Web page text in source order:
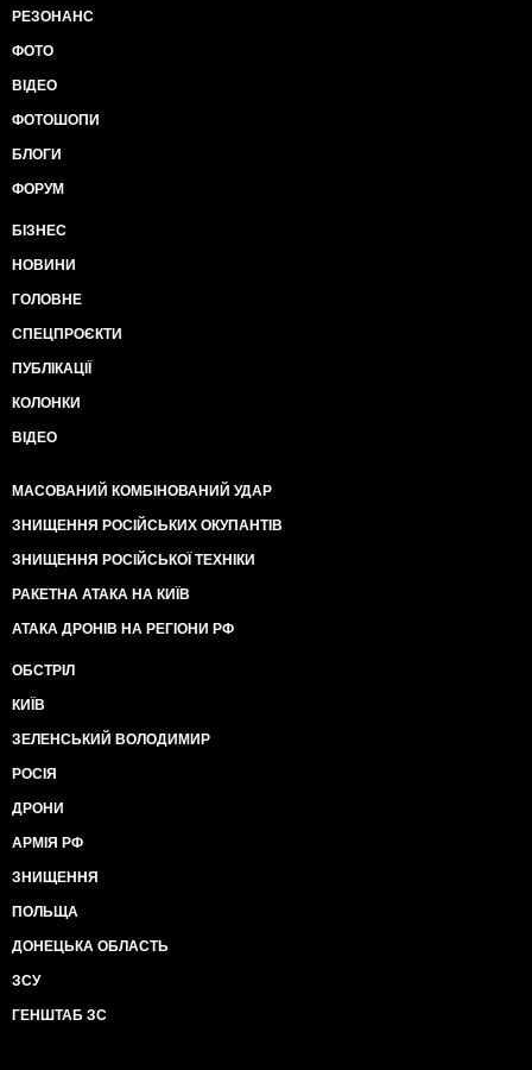
РЕЗОНАНС
ФОТО
ВІДЕО
ФОТОШОПИ
БЛОГИ
ФОРУМ
БІЗНЕС
НОВИНИ
ГОЛОВНЕ
СПЕЦПРОЄКТИ
ПУБЛІКАЦІЇ
КОЛОНКИ
ВІДЕО
МАСОВАНИЙ КОМБІНОВАНИЙ УДАР
ЗНИЩЕННЯ РОСІЙСЬКИХ ОКУПАНТІВ
ЗНИЩЕННЯ РОСІЙСЬКОЇ ТЕХНІКИ
РАКЕТНА АТАКА НА КИЇВ
АТАКА ДРОНІВ НА РЕГІОНИ РФ
ОБСТРІЛ
КИЇВ
ЗЕЛЕНСЬКИЙ ВОЛОДИМИР
РОСІЯ
ДРОНИ
АРМІЯ РФ
ЗНИЩЕННЯ
ПОЛЬЩА
ДОНЕЦЬКА ОБЛАСТЬ
ЗСУ
ГЕНШТАБ ЗС